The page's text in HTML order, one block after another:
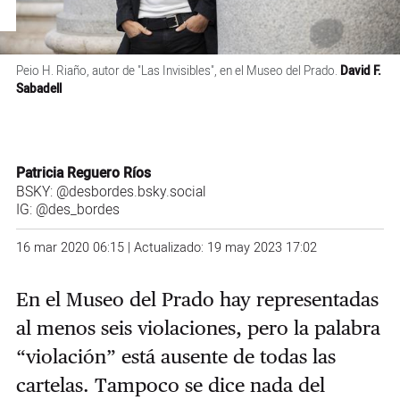
Peio H. Riaño, autor de "Las Invisibles", en el Museo del Prado. David F.
Sabadell
Patricia Reguero Ríos
BSKY: @desbordes.bsky.social
IG: @des_bordes
16 mar 2020 06:15 | Actualizado: 19 may 2023 17:02
En el Museo del Prado hay representadas
al menos seis violaciones, pero la palabra
“violación” está ausente de todas las
cartelas. Tampoco se dice nada del